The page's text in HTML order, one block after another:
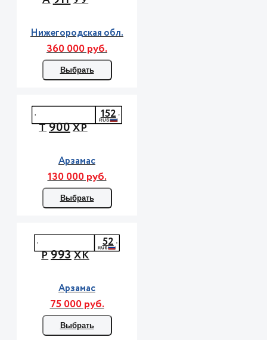
Нижегородская обл.
360 000 руб.
Выбрать
Т900ХР
152
Арзамас
130 000 руб.
Выбрать
Р993ХК
52
Арзамас
75 000 руб.
Выбрать